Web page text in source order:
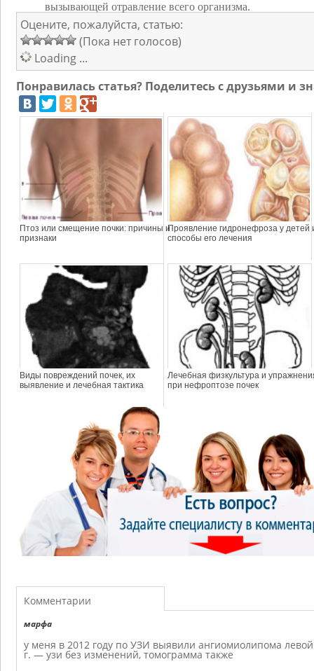
вызывающей отравление всего организма.
Оцените, пожалуйста, статью:
(Пока нет голосов)
Loading ...
Понравилась статья? Поделитесь с друзьями и
Птоз или смещение почки: причины и
признаки
Проявление гидронефроза у детей
способы его лечения
Виды повреждений почек, их
выявление и лечебная тактика
Лечебная физкультура и
при нефроптозе почек
Комментарии
марфа
у меня в 2012 году по УЗИ выявили ангиомиолипома
г. — узи без изменений, томограмма также